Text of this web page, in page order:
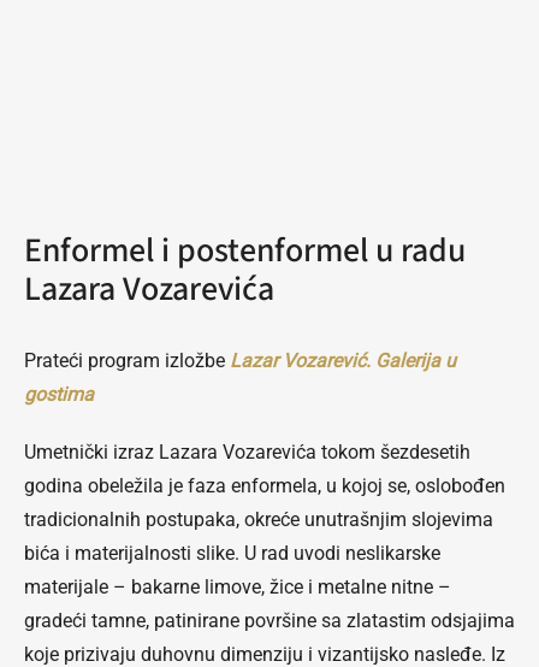
Enformel i postenformel u radu
Lazara Vozarevića
Prateći program izložbe Lazar Vozarević. Galerija u
gostima
Umetnički izraz Lazara Vozarevića tokom šezdesetih
godina obeležila je faza enformela, u kojoj se, oslobođen
tradicionalnih postupaka, okreće unutrašnjim slojevima
bića i materijalnosti slike. U rad uvodi neslikarske
materijale – bakarne limove, žice i metalne nitne –
gradeći tamne, patinirane površine sa zlatastim odsjajima
koje prizivaju duhovnu dimenziju i vizantijsko nasleđe. Iz